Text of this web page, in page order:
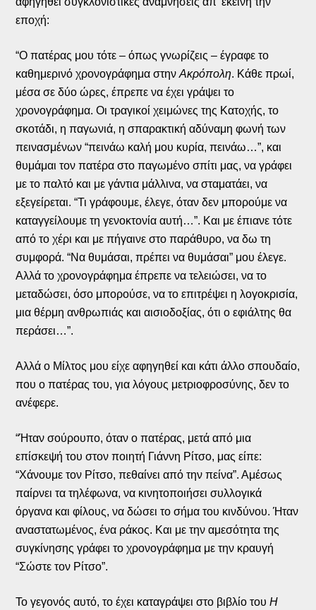
εποχή:
“Ο πατέρας μου τότε – όπως γνωρίζεις – έγραφε το
καθημερινό χρονογράφημα στηνΑκρόπολη. Κάθε πρωί,
μέσα σε δύο ώρες, έπρεπε να έχει γράψει το
χρονογράφημα. Οι τραγικοί χειμώνες της Κατοχής, το
σκοτάδι, η παγωνιά, η σπαρακτική αδύναμη φωνή των
πεινασμένων “πεινάω καλή μου κυρία, πεινάω…”, και
θυμάμαι τον πατέρα στο παγωμένο σπίτι μας, να γράφει
με το παλτό και με γάντια μάλλινα, να σταματάει, να
εξεγείρεται. “Τι γράφουμε, έλεγε, όταν δεν μπορούμε να
καταγγείλουμε τη γενοκτονία αυτή…”. Και με έπιανε τότε
από το χέρι και με πήγαινε στο παράθυρο, να δω τη
συμφορά. “Να θυμάσαι, πρέπει να θυμάσαι” μου έλεγε.
Αλλά το χρονογράφημα έπρεπε να τελειώσει, να το
μεταδώσει, όσο μπορούσε, να το επιτρέψει η λογοκρισία,
μια θέρμη ανθρωπιάς και αισιοδοξίας, ότι ο εφιάλτης θα
περάσει…”.
Αλλά ο Μίλτος μου είχε αφηγηθεί και κάτι άλλο σπουδαίο,
που ο πατέρας του, για λόγους μετριοφροσύνης, δεν το
ανέφερε.
“Ήταν σούρουπο, όταν ο πατέρας, μετά από μια
επίσκεψή του στον ποιητή Γιάννη Ρίτσο, μας είπε:
“Χάνουμε τον Ρίτσο, πεθαίνει από την πείνα”. Αμέσως
παίρνει τα τηλέφωνα, να κινητοποιήσει συλλογικά
όργανα και φίλους, να δώσει το σήμα του κινδύνου. Ήταν
αναστατωμένος, ένα ράκος. Και με την αμεσότητα της
συγκίνησης γράφει το χρονογράφημα με την κραυγή
“Σώστε τον Ρίτσο”.
Το γεγονός αυτό, το έχει καταγράψει στο βιβλίο τουΗ